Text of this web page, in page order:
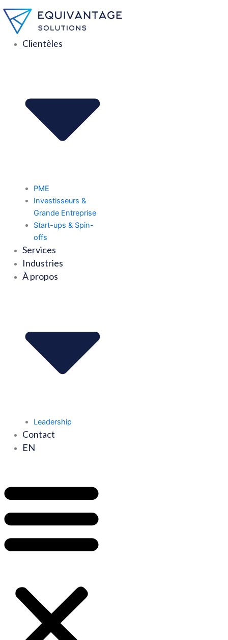
au
contenu
Clientèles
PME
Investisseurs &
Grande Entreprise
Start-ups & Spin-
offs
Services
Industries
À propos
Leadership
Contact
EN